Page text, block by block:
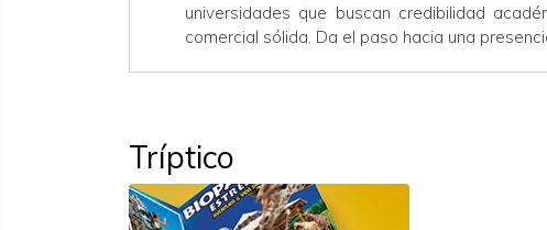
universidades que buscan credibilidad
comercial sólida. Da el paso hacia una
Tríptico